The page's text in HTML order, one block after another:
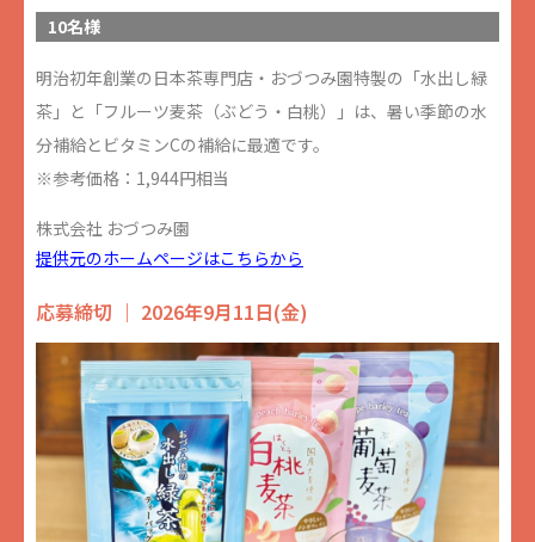
10名様
明治初年創業の日本茶専門店・おづつみ園特製の「水出し緑
茶」と「フルーツ麦茶（ぶどう・白桃）」は、暑い季節の水
分補給とビタミンCの補給に最適です。
※参考価格：1,944円相当
株式会社 おづつみ園
提供元のホームページはこちらから
応募締切 ｜ 2026年9月11日(金)